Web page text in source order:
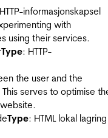
informasjonskapsel
with
using their services.
Type: HTTP-
the user and the
serves to optimise
Type: HTML lokal lagring